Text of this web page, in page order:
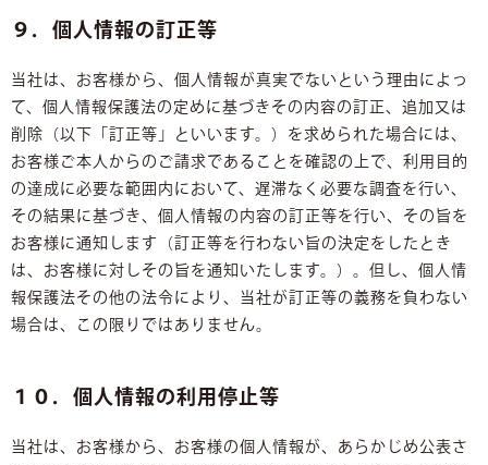
９．個人情報の訂正等
当社は、お客様から、個人情報が真実でないという理由によっ
て、個人情報保護法の定めに基づきその内容の訂正、追加又は
削除（以下「訂正等」といいます。）を求められた場合には、
お客様ご本人からのご請求であることを確認の上で、利用目的
の達成に必要な範囲内において、遅滞なく必要な調査を行い、
その結果に基づき、個人情報の内容の訂正等を行い、その旨を
お客様に通知します（訂正等を行わない旨の決定をしたとき
は、お客様に対しその旨を通知いたします。）。但し、個人情
報保護法その他の法令により、当社が訂正等の義務を負わない
場合は、この限りではありません。
１０．個人情報の利用停止等
当社は、お客様から、お客様の個人情報が、あらかじめ公表さ